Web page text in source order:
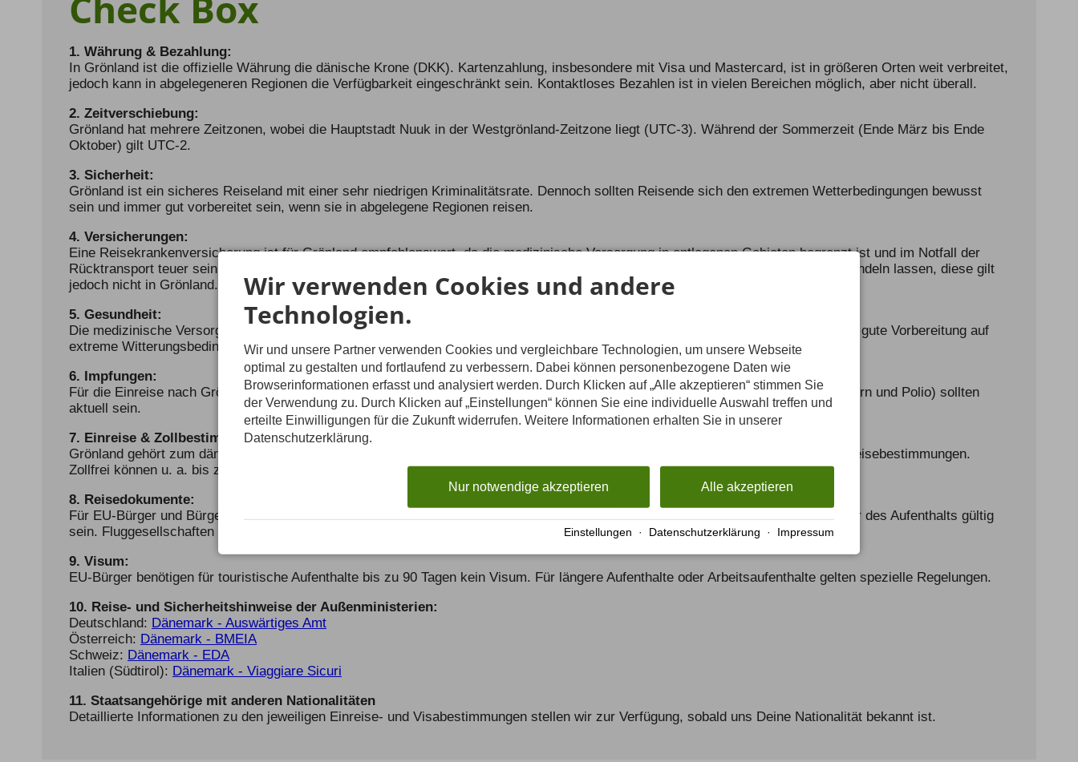
1. Währung & Bezahlung:
In Grönland ist die offizielle Währung die dänische Krone (DKK). Kartenzahlung, insbesondere mit Visa und Mastercard, ist in größeren Orten weit verbreitet,
jedoch kann in abgelegeneren Regionen die Verfügbarkeit eingeschränkt sein. Kontaktloses Bezahlen ist in vielen Bereichen möglich, aber nicht überall.
2. Zeitverschiebung:
Grönland hat mehrere Zeitzonen, wobei die Hauptstadt Nuuk in der Westgrönland-Zeitzone liegt (UTC-3). Während der Sommerzeit (Ende März bis Ende
Oktober) gilt UTC-2.
3. Sicherheit:
Grönland ist ein sicheres Reiseland mit einer sehr niedrigen Kriminalitätsrate. Dennoch sollten Reisende sich den extremen Wetterbedingungen bewusst
sein und immer gut vorbereitet sein, wenn sie in abgelegene Regionen reisen.
4. Versicherungen:
Eine Reisekrankenversicherung ist für Grönland empfehlenswert, da die medizinische Versorgung in entlegenen Gebieten begrenzt ist und im Notfall der
Rücktransport teuer sein kann. EU-Bürger können sich mit der Europäischen Krankenversicherungskarte (EHIC) in Dänemark behandeln lassen, diese gilt
jedoch nicht in Grönland.
5. Gesundheit:
Die medizinische Versorgung in größeren Städten ist gut, in abgelegenen Gebieten jedoch sehr eingeschränkt. Notfallpläne und eine gute Vorbereitung auf
extreme Witterungsbedingungen sind unerlässlich.
6. Impfungen:
Für die Einreise nach Grönland sind keine speziellen Impfungen erforderlich. Die Standardimpfungen (wie Tetanus, Diphtherie, Masern und Polio) sollten
aktuell sein.
7. Einreise & Zollbestimmungen:
Grönland gehört zum dänischen Königreich, ist jedoch kein Teil des Schengen-Raums. Für EU-Bürger gelten dennoch ähnliche Einreisebestimmungen.
Zollfrei können u. a. bis zu 200 Zigaretten und 1 Liter Spirituosen eingeführt werden.
8. Reisedokumente:
Für EU-Bürger und Bürger des Schengen-Raums ist ein gültiger Reisepass erforderlich. Der Reisepass muss für die gesamte Dauer des Aufenthalts gültig
sein. Fluggesellschaften verlangen in der Regel den Reisepass zur Beförderung.
9. Visum:
EU-Bürger benötigen für touristische Aufenthalte bis zu 90 Tagen kein Visum. Für längere Aufenthalte oder Arbeitsaufenthalte gelten spezielle Regelungen.
10. Reise- und Sicherheitshinweise der Außenministerien:
Deutschland: Dänemark - Auswärtiges Amt
Österreich: Dänemark - BMEIA
Schweiz: Dänemark - EDA
Italien (Südtirol): Dänemark - Viaggiare Sicuri
11. Staatsangehörige mit anderen Nationalitäten
Detaillierte Informationen zu den jeweiligen Einreise- und Visabestimmungen stellen wir zur Verfügung, sobald uns Deine Nationalität bekannt ist.
Wir verwenden Cookies und andere
Technologien.
Wir und unsere Partner verwenden Cookies und vergleichbare Technologien, um unsere Webseite
optimal zu gestalten und fortlaufend zu verbessern. Dabei können personenbezogene Daten wie
Browserinformationen erfasst und analysiert werden. Durch Klicken auf „Alle akzeptieren“ stimmen Sie
der Verwendung zu. Durch Klicken auf „Einstellungen“ können Sie eine individuelle Auswahl treffen und
erteilte Einwilligungen für die Zukunft widerrufen. Weitere Informationen erhalten Sie in unserer
Datenschutzerklärung.
Alle akzeptieren
Nur notwendige akzeptieren
Einstellungen · Datenschutzerklärung · Impressum